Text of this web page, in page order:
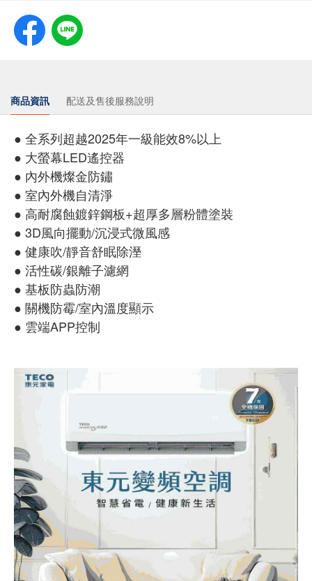
商品資訊 配送及售後服務說明
● 全系列超越2025年一級能效8%以上
● 大螢幕LED遙控器
● 內外機燦金防鏽
● 室內外機自清淨
● 高耐腐蝕鍍鋅鋼板+超厚多層粉體塗裝
● 3D風向擺動/沉浸式微風感
● 健康吹/靜音舒眠除溼
● 活性碳/銀離子濾網
● 基板防蟲防潮
● 關機防霉/室內溫度顯示
● 雲端APP控制